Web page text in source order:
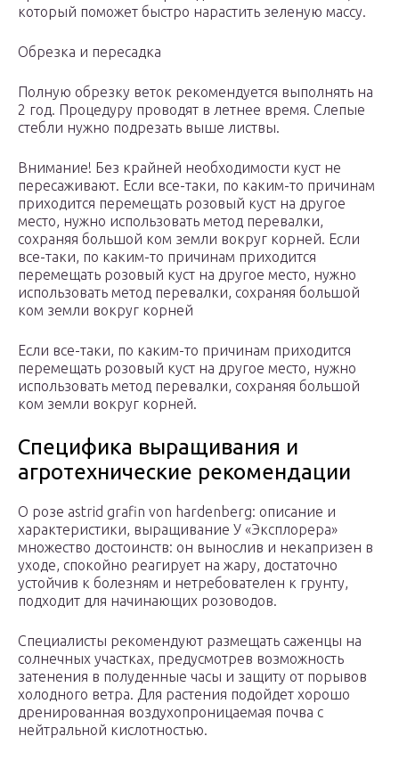
который поможет быстро нарастить зеленую массу.
Обрезка и пересадка
Полную обрезку веток рекомендуется выполнять на
2 год. Процедуру проводят в летнее время. Слепые
стебли нужно подрезать выше листвы.
Внимание! Без крайней необходимости куст не
пересаживают. Если все-таки, по каким-то причинам
приходится перемещать розовый куст на другое
место, нужно использовать метод перевалки,
сохраняя большой ком земли вокруг корней. Если
все-таки, по каким-то причинам приходится
перемещать розовый куст на другое место, нужно
использовать метод перевалки, сохраняя большой
ком земли вокруг корней
Если все-таки, по каким-то причинам приходится
перемещать розовый куст на другое место, нужно
использовать метод перевалки, сохраняя большой
ком земли вокруг корней.
Специфика выращивания и
агротехнические рекомендации
О розе astrid grafin von hardenberg: описание и
характеристики, выращивание У «Эксплорера»
множество достоинств: он вынослив и некапризен в
уходе, спокойно реагирует на жару, достаточно
устойчив к болезням и нетребователен к грунту,
подходит для начинающих розоводов.
Специалисты рекомендуют размещать саженцы на
солнечных участках, предусмотрев возможность
затенения в полуденные часы и защиту от порывов
холодного ветра. Для растения подойдет хорошо
дренированная воздухопроницаемая почва с
нейтральной кислотностью.